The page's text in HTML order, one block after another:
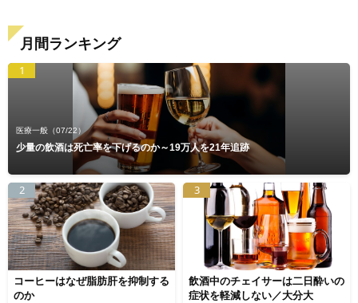
月間ランキング
1
医療一般 （07/22）
少量の飲酒は死亡率を下げるのか～19万人を21年追跡
2
コーヒーはなぜ脂肪肝を抑制する
のか
3
飲酒中のチェイサーは二日酔いの
症状を軽減しない／大分大